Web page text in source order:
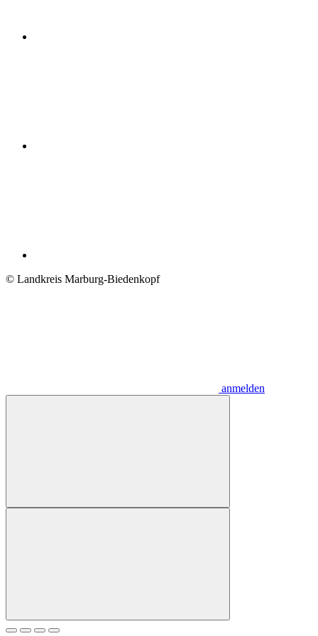
© Landkreis Marburg-Biedenkopf
anmelden